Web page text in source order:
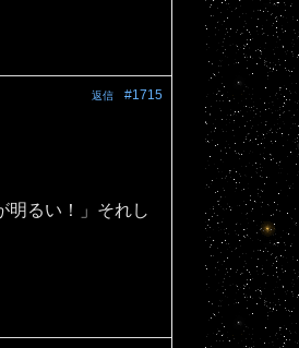
#1715
返信
明るい！」それし